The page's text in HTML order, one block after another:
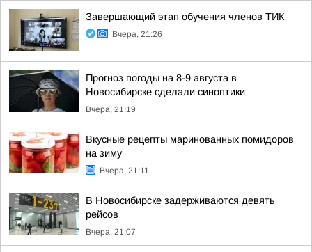
Завершающий этап обучения членов ТИК
Вчера, 21:26
Прогноз погоды на 8-9 августа в
Новосибирске сделали синоптики
Вчера, 21:19
Вкусные рецепты маринованных помидоров
на зиму
Вчера, 21:11
В Новосибирске задерживаются девять
рейсов
Вчера, 21:07